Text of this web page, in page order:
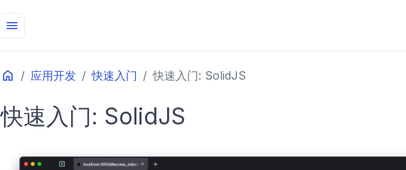
menu
Home 应用开发 快速入门
快速入门: SolidJS
快速入门: SolidJS